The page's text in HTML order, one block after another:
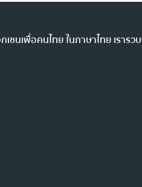
ชนเพื่อคนไทย ในภาษาไทย เรา